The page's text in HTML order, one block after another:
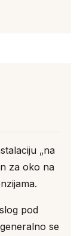
„na
za oko na
pod
se